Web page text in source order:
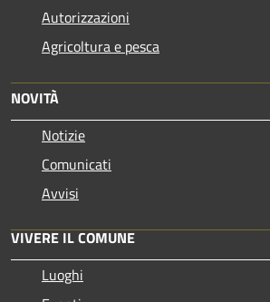
Autorizzazioni
Agricoltura e pesca
NOVITÀ
Notizie
Comunicati
Avvisi
VIVERE IL COMUNE
Luoghi